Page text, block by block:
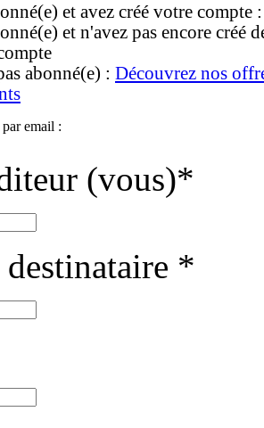
et avez créé votre compte
et n'avez pas encore créé
abonné(e) : Découvrez nos
email :
(vous)*
*